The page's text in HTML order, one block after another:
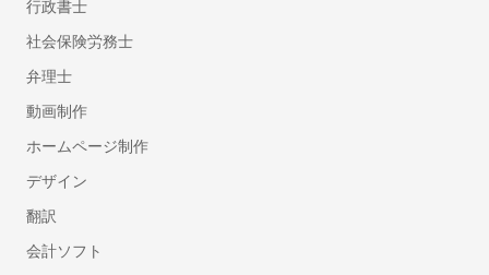
永住許可申請の行政書士
帰化申請代行の行政書士
相続人調査・戸籍収集代行の行政書士
相続財産の調査代行の行政書士
自動車登録に強い行政書士
ドローン飛行許可申請代行の行政書士
行政書士
社会保険労務士
弁理士
動画制作
ホームページ制作
デザイン
翻訳
会計ソフト